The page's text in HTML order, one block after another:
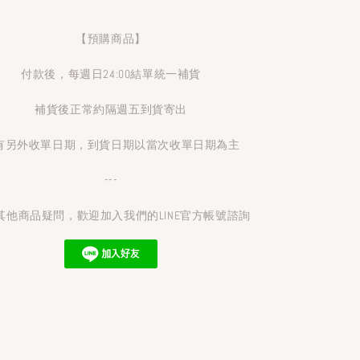
【預購商品】
付款後，每週日24:00結單統一補貨
補貨後正常約隔週五到貨寄出
另外收單日期，到貨日期以當次收單日期為主
---
他商品疑問，歡迎加入我們的LINE官方帳號諮詢